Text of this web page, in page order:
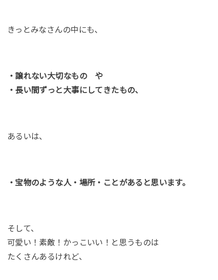
きっとみなさんの中にも、
・譲れない大切なもの や
・長い間ずっと大事にしてきたもの、
あるいは、
・宝物のような人・場所・ことがあると思います。
そして、
可愛い！素敵！かっこいい！と思うものは
たくさんあるけれど、